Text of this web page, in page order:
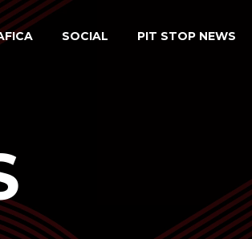
SOCIAL PIT STOP NEWS